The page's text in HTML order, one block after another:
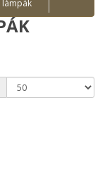
lámpák